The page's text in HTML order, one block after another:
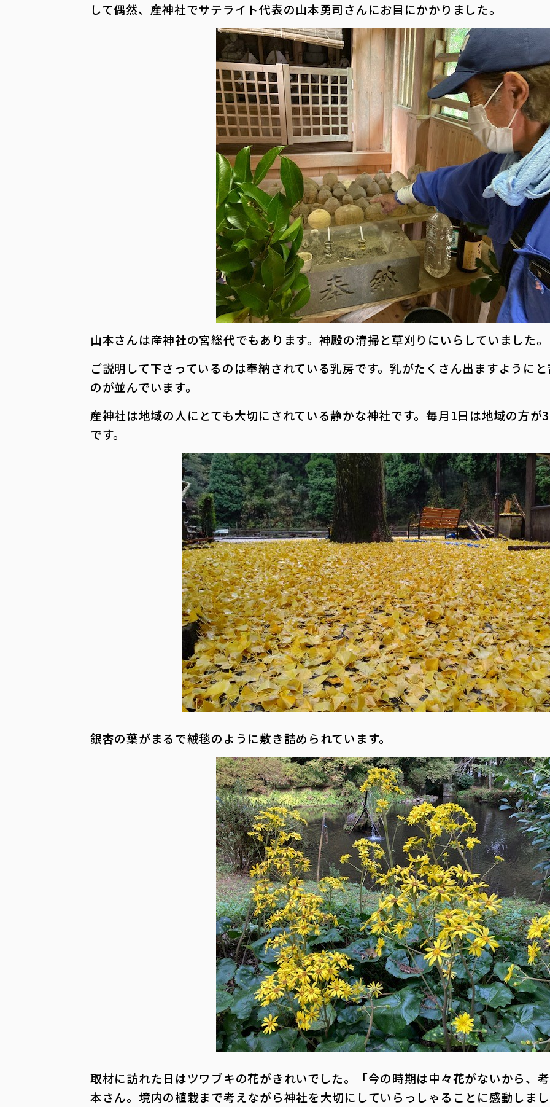
して偶然、産神社でサテライト代表の山本勇司さんにお目にかかりました。
山本さんは産神社の宮総代でもあります。神殿の清掃と草刈りにいらしていました。
ご説明して下さっているのは奉納されている乳房です。乳がたくさん出ますように
のが並んでいます。
産神社は地域の人にとても大切にされている静かな神社です。毎月1日は地域の方
です。
銀杏の葉がまるで絨毯のように敷き詰められています。
取材に訪れた日はツワブキの花がきれいでした。「今の時期は中々花がないから、
本さん。境内の植栽まで考えながら神社を大切にしていらっしゃることに感動しま